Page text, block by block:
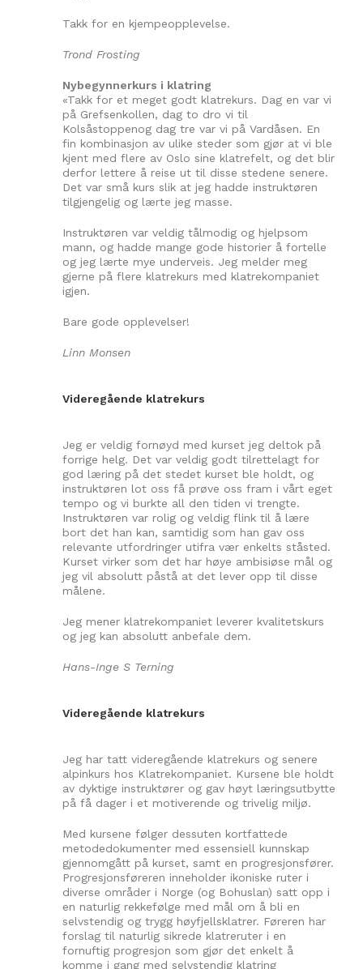
Takk for en kjempeopplevelse.
Trond Frosting
Nybegynnerkurs i klatring
«Takk for et meget godt klatrekurs. Dag en var vi
på Grefsenkollen, dag to dro vi til
Kolsåstoppenog dag tre var vi på Vardåsen. En
fin kombinasjon av ulike steder som gjør at vi ble
kjent med flere av Oslo sine klatrefelt, og det blir
derfor lettere å reise ut til disse stedene senere.
Det var små kurs slik at jeg hadde instruktøren
tilgjengelig og lærte jeg masse.
Instruktøren var veldig tålmodig og hjelpsom
mann, og hadde mange gode historier å fortelle
og jeg lærte mye underveis. Jeg melder meg
gjerne på flere klatrekurs med klatrekompaniet
igjen.
Bare gode opplevelser!
Linn Monsen
Videregående klatrekurs
Jeg er veldig fornøyd med kurset jeg deltok på
forrige helg. Det var veldig godt tilrettelagt for
god læring på det stedet kurset ble holdt, og
instruktøren lot oss få prøve oss fram i vårt eget
tempo og vi burkte all den tiden vi trengte.
Instruktøren var rolig og veldig flink til å lære
bort det han kan, samtidig som han gav oss
relevante utfordringer utifra vær enkelts ståsted.
Kurset virker som det har høye ambisiøse mål og
jeg vil absolutt påstå at det lever opp til disse
målene.
Jeg mener klatrekompaniet leverer kvalitetskurs
og jeg kan absolutt anbefale dem.
Hans-Inge S Terning
Videregående klatrekurs
Jeg har tatt videregående klatrekurs og senere
alpinkurs hos Klatrekompaniet. Kursene ble holdt
av dyktige instruktører og gav høyt læringsutbytte
på få dager i et motiverende og trivelig miljø.
Med kursene følger dessuten kortfattede
metodedokumenter med essensiell kunnskap
gjennomgått på kurset, samt en progresjonsfører.
Progresjonsføreren inneholder ikoniske ruter i
diverse områder i Norge (og Bohuslan) satt opp i
en naturlig rekkefølge med mål om å bli en
selvstendig og trygg høyfjellsklatrer. Føreren har
forslag til naturlig sikrede klatreruter i en
fornuftig progresjon som gjør det enkelt å
komme i gang med selvstendig klatring